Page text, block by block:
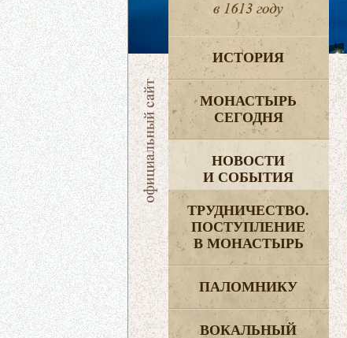
ИСТОРИЯ
МОНАСТЫРЬ
СЕГОДНЯ
НОВОСТИ
И СОБЫТИЯ
ТРУДНИЧЕСТВО.
ПОСТУПЛЕНИЕ
В МОНАСТЫРЬ
ПАЛОМНИКУ
ВОКАЛЬНЫЙ